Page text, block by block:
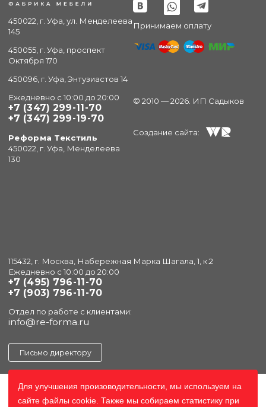
450022, г. Уфа, ул. Менделеева
145
450055, г. Уфа, проспект
Октября 170
450096, г. Уфа, Энтузиастов 14
Ежедневно с 10:00 до 20:00
+7 (347) 299-11-70
+7 (347) 299-19-70
Реформа Текстиль
450022, г. Уфа, Менделеева
130
115432, г. Москва, Набережная Марка Шагала, 1, к.2
Ежедневно с 10:00 до 20:00
+7 (495) 796-11-70
+7 (903) 796-11-70
Отдел по работе с клиентами:
info@re-forma.ru
Письмо директору
Принимаем оплату
© 2010 — 2026. ИП Садыков
Создание сайта:
Для улучшения произоводительности, мы используем на
сайте файлы cookie. Также мы собираем статистику при